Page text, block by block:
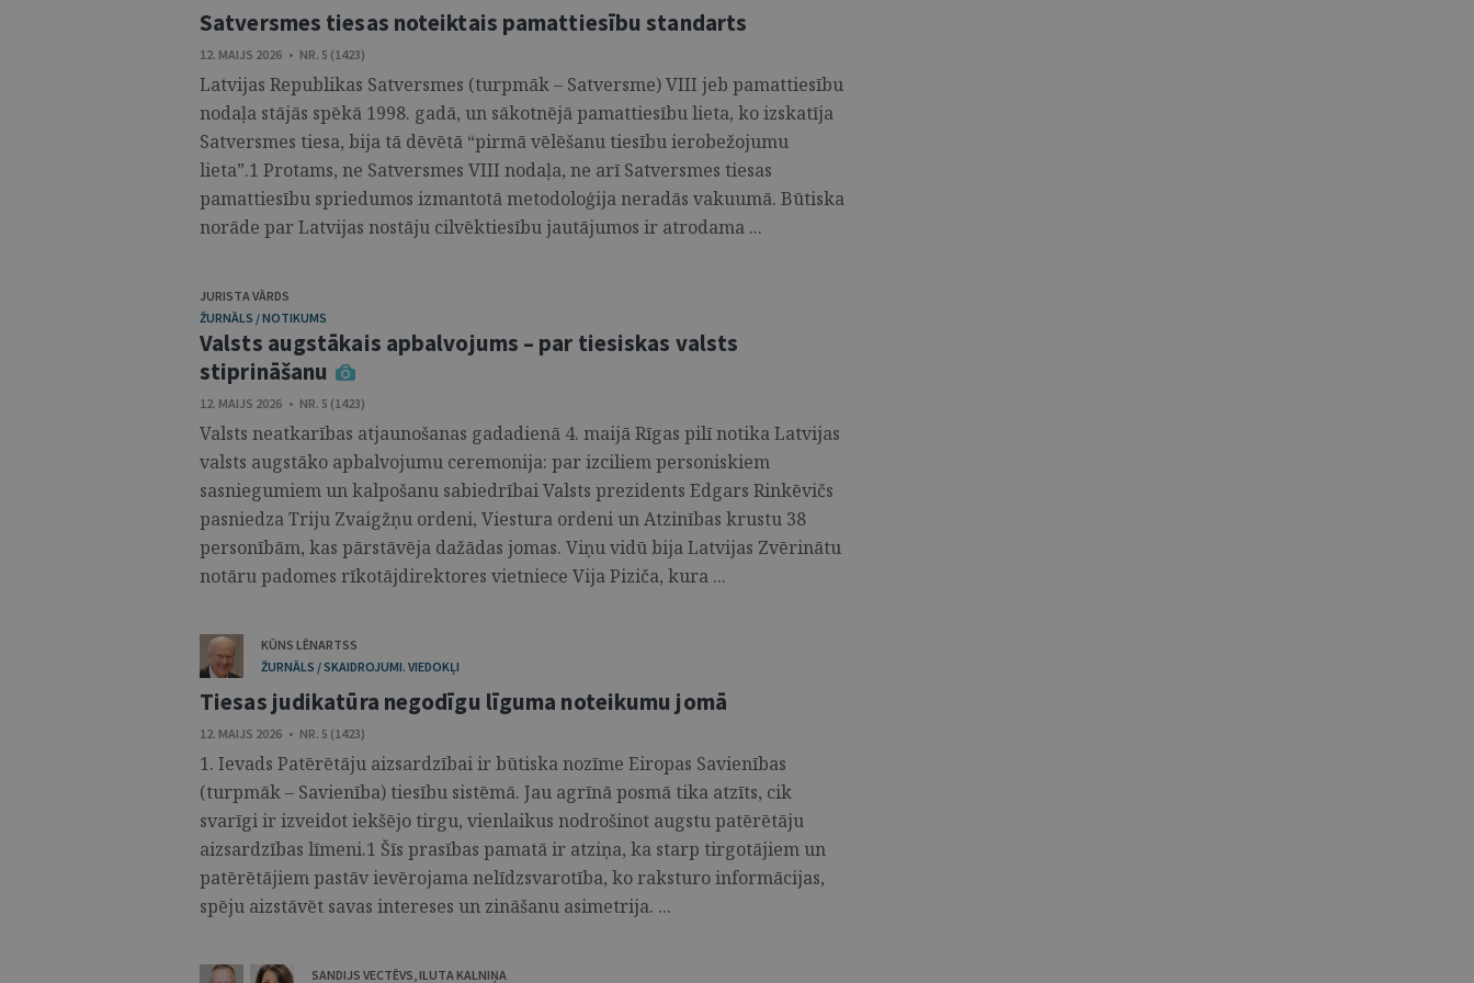
Satversmes tiesas noteiktais pamattiesību standarts
12. MAIJS 2026 • NR. 5 (1423)
Latvijas Republikas Satversmes (turpmāk – Satversme) VIII jeb pamattiesību
nodaļa stājās spēkā 1998. gadā, un sākotnējā pamattiesību lieta, ko izskatīja
Satversmes tiesa, bija tā dēvētā “pirmā vēlēšanu tiesību ierobežojumu
lieta”.1 Protams, ne Satversmes VIII nodaļa, ne arī Satversmes tiesas
pamattiesību spriedumos izmantotā metodoloģija neradās va­kuumā. Būtiska
norāde par Latvijas nostāju cilvēktiesību jautājumos ir atrodama ...
JURISTA VĀRDS
ŽURNĀLS / NOTIKUMS
Valsts augstākais apbalvojums – par tiesiskas valsts
stiprināšanu
12. MAIJS 2026 • NR. 5 (1423)
Valsts neatkarības atjaunošanas gadadienā 4. maijā Rīgas pilī notika Latvijas
valsts augstāko apbalvojumu ceremonija: par izciliem personiskiem
sasniegumiem un kalpošanu sabiedrībai Valsts prezidents Edgars Rinkēvičs
pasniedza Triju Zvaigžņu ordeni, Viestura ordeni un Atzinības krustu 38
personībām, kas pārstāvēja dažādas jomas. Viņu vidū bija Latvijas Zvērinātu
notāru padomes rīkotājdirektores vietniece Vija Piziča, kura ...
KŪNS LĒNARTSS
ŽURNĀLS / SKAIDROJUMI. VIEDOKĻI
Tiesas judikatūra negodīgu līguma noteikumu jomā
12. MAIJS 2026 • NR. 5 (1423)
1. Ievads Patērētāju aizsardzībai ir būtiska nozīme Eiropas Savienības
(turpmāk – Savienība) tiesību sistēmā. Jau agrīnā posmā tika atzīts, cik
svarīgi ir izveidot iekšējo tirgu, vienlaikus nodrošinot augstu patērētāju
aizsardzības līmeni.1 Šīs prasības pamatā ir atziņa, ka starp tirgotājiem un
patērētājiem pastāv ievērojama nelīdzsvarotība, ko raksturo informācijas,
spēju aizstāvēt savas intereses un zināšanu asimetrija. ...
SANDIJS VECTĒVS,ILUTA KALNIŅA